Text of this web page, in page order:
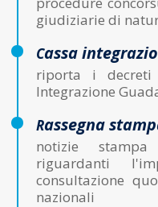
giudiziarie di
cassa
riporta i decreti
Integrazione
rassegna
notizie
riguardanti
consultazione
nazionali